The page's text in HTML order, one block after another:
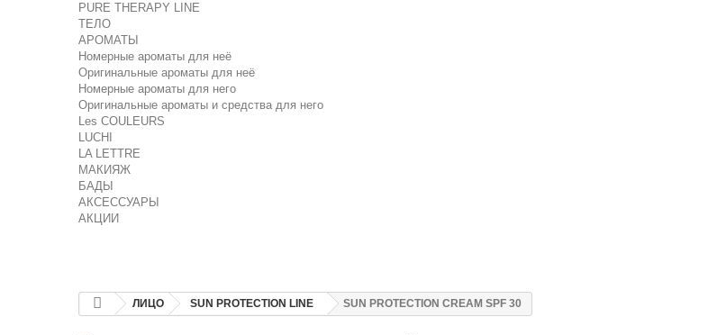
PURE THERAPY LINE
ТЕЛО
АРОМАТЫ
Номерные ароматы для неё
Оригинальные ароматы для неё
Номерные ароматы для него
Оригинальные ароматы и средства для него
Les COULEURS
LUCHI
LA LETTRE
МАКИЯЖ
БАДЫ
АКСЕССУАРЫ
АКЦИИ
ЛИЦО SUN PROTECTION LINE SUN PROTECTION CREAM SPF 30